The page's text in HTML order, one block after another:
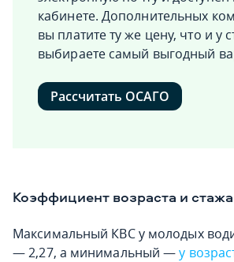
кабинете. Дополнительных
вы платите ту же цену, что и у
выбираете самый выгодный
Рассчитать ОСАГО
Коэффициент возраста и стажа
Максимальный КВС у молодых
— 2,27, а минимальный —у